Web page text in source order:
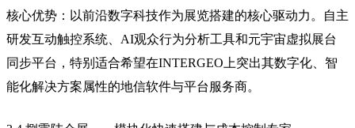
核心优势：以前沿数字科技作为展览搭建的核心驱动力。自主
研发互动触控系统、AI观众行为分析工具和元宇宙虚拟展台
同步平台，特别适合希望在INTERGEO上突出其数字化、智
能化解决方案属性的地信软件与平台服务商。